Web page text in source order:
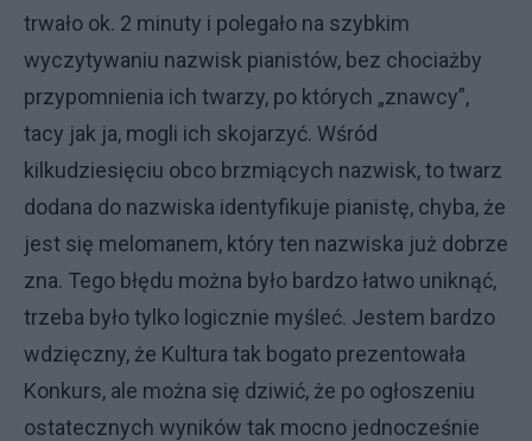
trwało ok. 2 minuty i polegało na szybkim
wyczytywaniu nazwisk pianistów, bez chociażby
przypomnienia ich twarzy, po których „znawcy”,
tacy jak ja, mogli ich skojarzyć. Wśród
kilkudziesięciu obco brzmiących nazwisk, to twarz
dodana do nazwiska identyfikuje pianistę, chyba, że
jest się melomanem, który ten nazwiska już dobrze
zna. Tego błędu można było bardzo łatwo uniknąć,
trzeba było tylko logicznie myśleć. Jestem bardzo
wdzięczny, że Kultura tak bogato prezentowała
Konkurs, ale można się dziwić, że po ogłoszeniu
ostatecznych wyników tak mocno jednocześnie